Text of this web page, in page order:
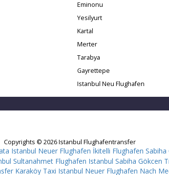
Eminonu
Yesilyurt
Kartal
Merter
Tarabya
Gayrettepe
Istanbul Neu Flughafen
Copyrights © 2026 Istanbul Flughafentransfer
Istanbul Neuer Flughafen İkitelli Flughafen
Sultanahmet Flughafen Istanbul Sabiha Gökcen
Karaköy Taxi Istanbul Neuer Flughafen Nach